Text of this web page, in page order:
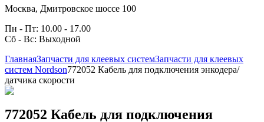
Москва, Дмитровское шоссе 100
Пн - Пт: 10.00 - 17.00
Сб - Вс: Выходной
ГлавнаяЗапчасти для клеевых системЗапчасти для клеевых
систем Nordson772052 Кабель для подключения энкодера/
датчика скорости
772052 Кабель для подключения